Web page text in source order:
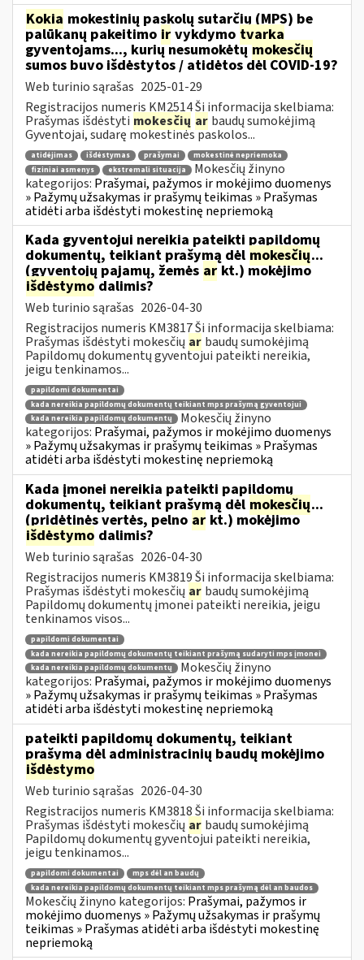
Kokia mokestinių paskolų sutarčių (MPS) be
palūkanų pakeitimo ir vykdymo tvarka
gyventojams..., kurių nesumokėtųmokesčių
sumos buvo išdėstytos / atidėtos dėl COVID-19?
Web turinio sąrašas 2025-01-29
Registracijos numeris KM2514 Ši informacija skelbiama:
Prašymas išdėstyti mokesčių ar baudų sumokėjimą
Gyventojai, sudarę mokestinės paskolos...
atidėjimas išdėstymas prašymai
mokestinė nepriemoka
fiziniai asmenys
ekstremali situacija
Mokesčių žinyno
kategorijos: Prašymai, pažymos ir mokėjimo duomenys
» Pažymų užsakymas ir prašymų teikimas » Prašymas
atidėti arba išdėstyti mokestinę nepriemoką
Kada gyventojui nereikia pateikti papildomų
dokumentų, teikiant prašymą dėl mokesčių...
(gyventojų pajamų, žemės ar kt.) mokėjimo
išdėstymo dalimis?
Web turinio sąrašas 2026-04-30
Registracijos numeris KM3817 Ši informacija skelbiama:
Prašymas išdėstyti mokesčių ar baudų sumokėjimą
Papildomų dokumentų gyventojui pateikti nereikia,
jeigu tenkinamos...
papildomi dokumentai
kada nereikia papildomų dokumentų teikiant mps prašymą gyventojui
kada nereikia papildomų dokumentų
Mokesčių žinyno
kategorijos: Prašymai, pažymos ir mokėjimo duomenys
» Pažymų užsakymas ir prašymų teikimas » Prašymas
atidėti arba išdėstyti mokestinę nepriemoką
Kada įmonei nereikia pateikti papildomų
dokumentų, teikiant prašymą dėl mokesčių...
(pridėtinės vertės, pelno ar kt.) mokėjimo
išdėstymo dalimis?
Web turinio sąrašas 2026-04-30
Registracijos numeris KM3819 Ši informacija skelbiama:
Prašymas išdėstyti mokesčių ar baudų sumokėjimą
Papildomų dokumentų įmonei pateikti nereikia, jeigu
tenkinamos visos...
papildomi dokumentai
kada nereikia papildomų dokumentų teikiant prašymą sudaryti mps įmonei
kada nereikia papildomų dokumentų
Mokesčių žinyno
kategorijos: Prašymai, pažymos ir mokėjimo duomenys
» Pažymų užsakymas ir prašymų teikimas » Prašymas
atidėti arba išdėstyti mokestinę nepriemoką
pateikti papildomų dokumentų, teikiant
prašymą dėl administracinių baudų mokėjimo
išdėstymo
Web turinio sąrašas 2026-04-30
Registracijos numeris KM3818 Ši informacija skelbiama:
Prašymas išdėstyti mokesčių ar baudų sumokėjimą
Papildomų dokumentų gyventojui pateikti nereikia,
jeigu tenkinamos...
papildomi dokumentai
mps dėl an baudų
kada nereikia papildomų dokumentų teikiant mps prašymą dėl an baudos
Mokesčių žinyno kategorijos: Prašymai, pažymos ir
mokėjimo duomenys » Pažymų užsakymas ir prašymų
teikimas » Prašymas atidėti arba išdėstyti mokestinę
nepriemoką